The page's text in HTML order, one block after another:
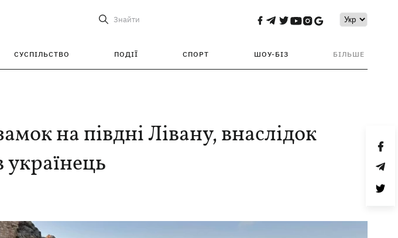
Знайти
СУСПІЛЬСТВО ПОДІЇ СПОРТ ШОУ-БІЗ БІЛЬШЕ
на півдні Лівану, внаслідок
українець